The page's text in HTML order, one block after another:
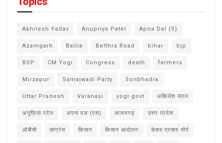
Akhilesh Yadav Anupriya Patel Apna Dal (S)
Azamgarh Ballia Belthra Road bihar bjp
BSP CM Yogi Congress death farmers
Mirzapur Samajwadi Party Sonbhadra
Uttar Pradesh Varanasi yogi govt अखिलेश यादव
अनुप्रिया पटेल अपना दल (एस) आजमगढ़ उत्तर प्रदेश
ओबीसी कांग्रेस किसान किसान आंदोलन केशव प्रसाद मौर्य